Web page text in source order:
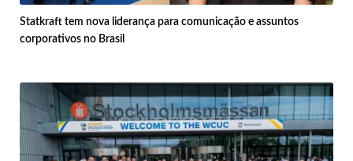
Statkraft tem nova liderança para comunicação e assuntos
corporativos no Brasil